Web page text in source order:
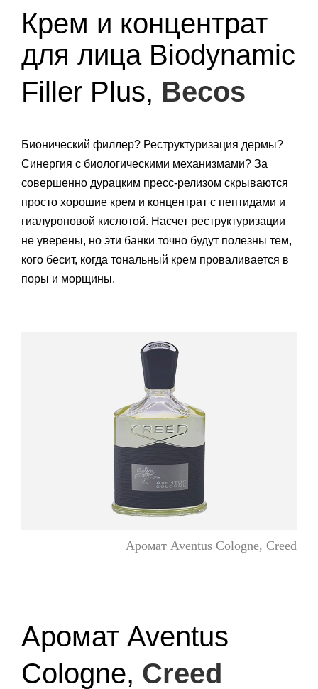
Крем и концентрат
для лица Biodynamic
Filler Plus, Becos
Бионический филлер? Реструктуризация дермы?
Синергия с биологическими механизмами? За
совершенно дурацким пресс-релизом скрываются
просто хорошие крем и концентрат с пептидами и
гиалуроновой кислотой. Насчет реструктуризации
не уверены, но эти банки точно будут полезны тем,
кого бесит, когда тональный крем проваливается в
поры и морщины.
Аромат Aventus Cologne, Creed
Аромат Aventus
Cologne, Creed